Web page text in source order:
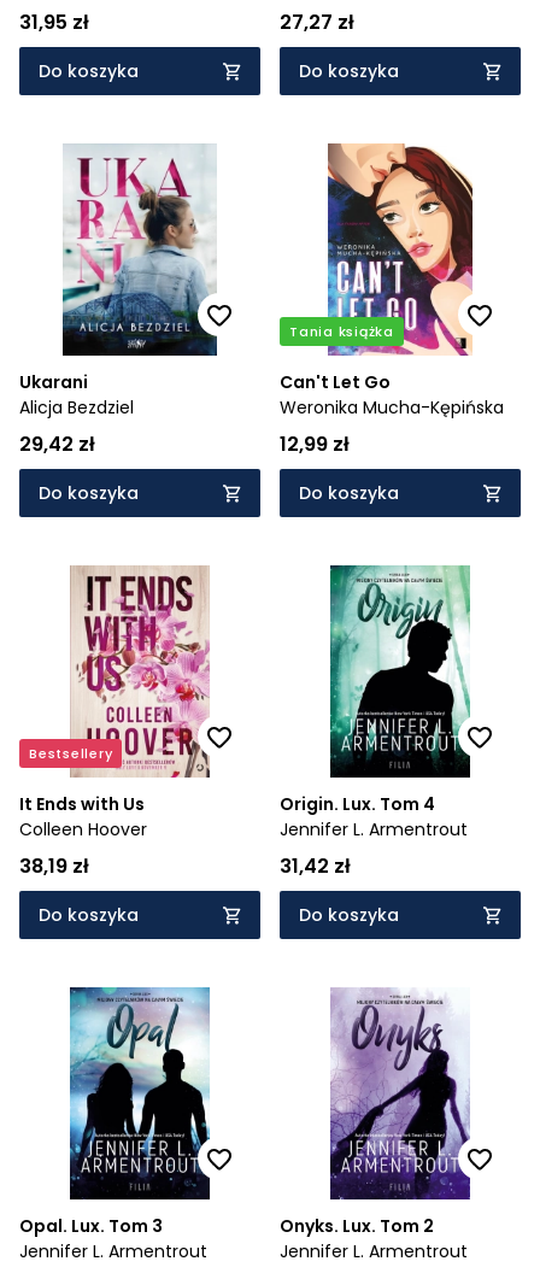
31,95 zł
Do koszyka
27,27 zł
Do koszyka
Ukarani
Alicja Bezdziel
29,42 zł
Do koszyka
Tania książka
Can't Let Go
Weronika Mucha-Kępińska
12,99 zł
Do koszyka
Bestsellery
It Ends with Us
Colleen Hoover
38,19 zł
Do koszyka
Origin. Lux. Tom 4
Jennifer L. Armentrout
31,42 zł
Do koszyka
Opal. Lux. Tom 3
Jennifer L. Armentrout
Onyks. Lux. Tom 2
Jennifer L. Armentrout